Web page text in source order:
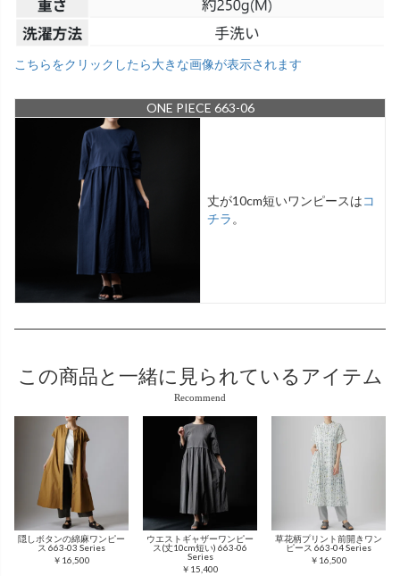
こちらをクリックしたら大きな画像が表示されます
ONE PIECE 663-06
丈が10cm短いワンピースはコ
チラ 。
この商品と 一緒に見られているアイテム
Recommend
隠しボタンの綿麻ワンピー
ス 663-03 Series
￥16,500
ウエストギャザーワンピー
ス(丈10cm短い) 663-06
Series
￥15,400
草花柄プリント前開きワン
ピース 663-04 Series
￥16,500